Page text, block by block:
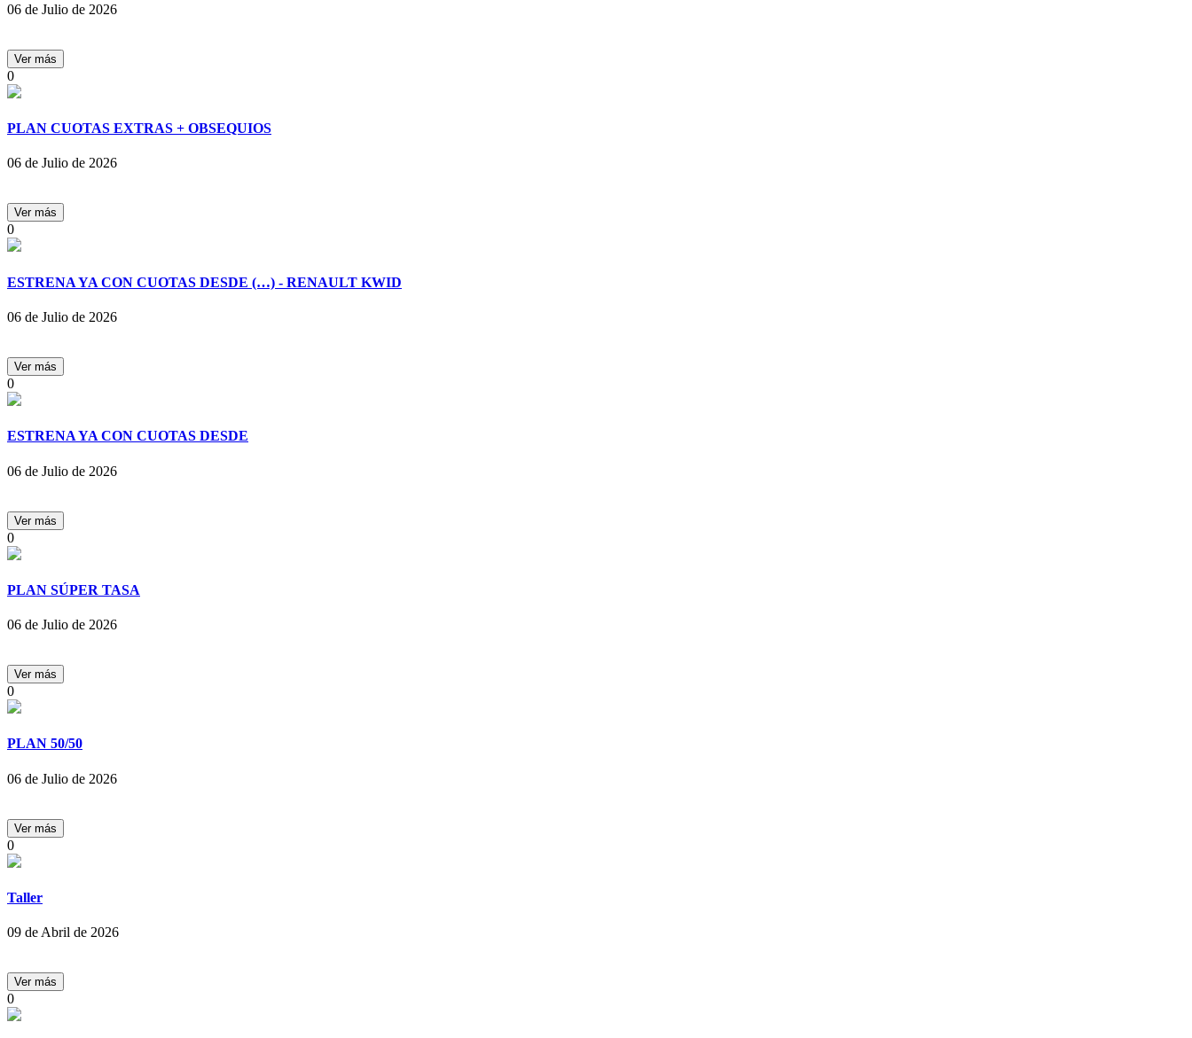
06 de Julio de 2026
0
PLAN CUOTAS EXTRAS + OBSEQUIOS
06 de Julio de 2026
0
ESTRENA YA CON CUOTAS DESDE (…) - RENAULT KWID
06 de Julio de 2026
0
ESTRENA YA CON CUOTAS DESDE
06 de Julio de 2026
0
PLAN SÚPER TASA
06 de Julio de 2026
0
PLAN 50/50
06 de Julio de 2026
0
Taller
09 de Abril de 2026
0